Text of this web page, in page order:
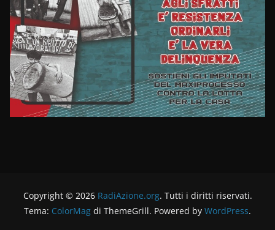
Copyright © 2026 RadiAzione.org. Tutti i diritti riservati.
Tema: ColorMag di ThemeGrill. Powered by WordPress.